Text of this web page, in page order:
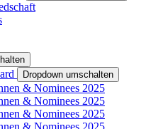
Dropdown umschalten
& Nominees 2025
& Nominees 2025
& Nominees 2025